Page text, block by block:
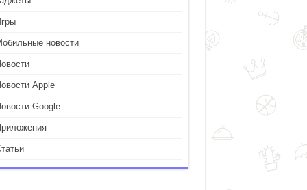
новости
Apple
Google